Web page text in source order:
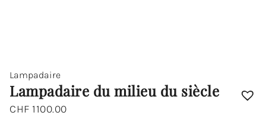
Lampadaire
Lampadaire du milieu du siècle
CHF 1100.00